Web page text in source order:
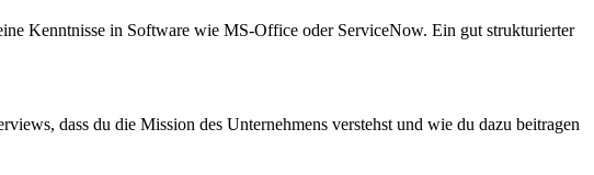
Kenntnisse in Software wie MS-Office oder ServiceNow. Ein gut strukturierter
dass du die Mission des Unternehmens verstehst und wie du dazu beitragen